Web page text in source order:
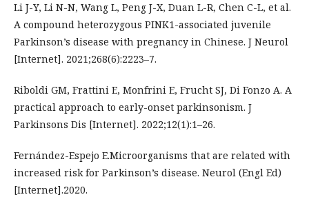
Li J-Y, Li N-N, Wang L, Peng J-X, Duan L-R, Chen C-L, et al.
A compound heterozygous PINK1-associated juvenile
Parkinson’s disease with pregnancy in Chinese. J Neurol
[Internet]. 2021;268(6):2223–7.
Riboldi GM, Frattini E, Monfrini E, Frucht SJ, Di Fonzo A. A
practical approach to early-onset parkinsonism. J
Parkinsons Dis [Internet]. 2022;12(1):1–26.
Fernández-Espejo E.Microorganisms that are related with
increased risk for Parkinson’s disease. Neurol (Engl Ed)
[Internet].2020.